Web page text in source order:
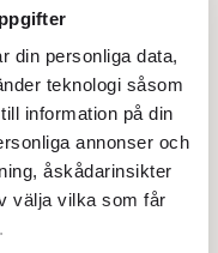
din personliga data,
teknologi såsom
information på din
annonser och
åskådarinsikter
välja vilka som får
drömde
hot mot den